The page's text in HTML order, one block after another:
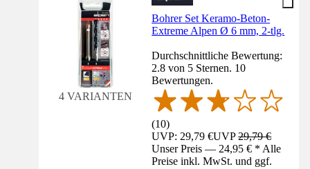
4 VARIANTEN
Bohrer Set Keramo-Beton-
Extreme Alpen Ø 6 mm, 2-tlg.
Durchschnittliche Bewertung:
2.8 von 5 Sternen. 10
Bewertungen.
(10)
UVP: 29,79 €UVP29,79 €
Unser Preis — 24,95 € * Alle
Preise inkl. MwSt. und ggf.